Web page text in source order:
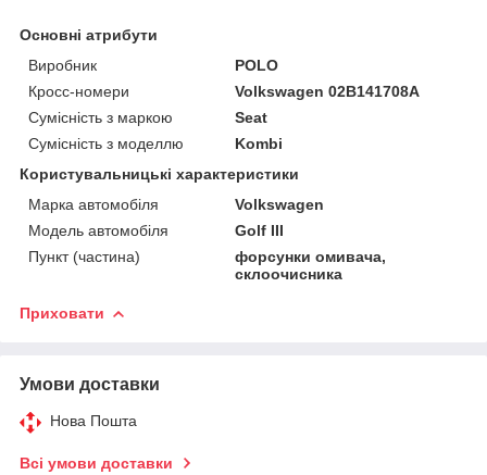
Основні атрибути
Виробник
POLO
Кросс-номери
Volkswagen 02B141708A
Сумісність з маркою
Seat
Сумісність з моделлю
Kombi
Користувальницькі характеристики
Марка автомобіля
Volkswagen
Модель автомобіля
Golf III
Пункт (частина)
форсунки омивача,
склоочисника
Приховати
Умови доставки
Нова Пошта
Всі умови доставки